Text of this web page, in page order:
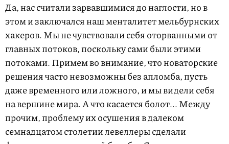
Да, нас считали зарвавшимися до наглости, но в
этом и заключался наш менталитет мельбурнских
хакеров. Мы не чувствовали себя оторванными от
главных потоков, поскольку сами были этими
потоками. Примем во внимание, что новаторские
решения часто невозможны без апломба, пусть
даже временного или ложного, и мы видели себя
на вершине мира. А что касается болот... Между
прочим, проблему их осушения в далеком
семнадцатом столетии левеллеры сделали